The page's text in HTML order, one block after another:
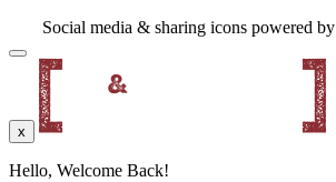
Social media & sharing icons powered by
x
Hello, Welcome Back!